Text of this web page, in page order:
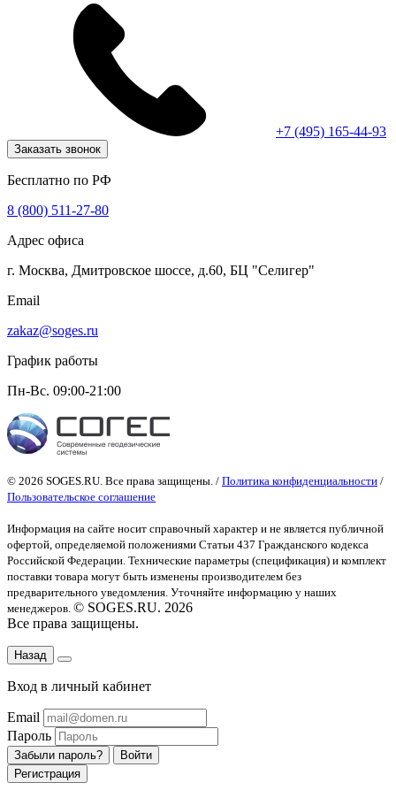
+7 (495) 165-44-93
Заказать звонок
Бесплатно по РФ
8 (800) 511-27-80
Адрес офиса
г. Москва, Дмитровское шоссе, д.60, БЦ "Селигер"
Email
zakaz@soges.ru
График работы
Пн-Вс. 09:00-21:00
© 2026 SOGES.RU. Все права защищены. / Политика конфиденциальности /
Пользовательское соглашение
Информация на сайте носит справочный характер и не является публичной
офертой, определяемой положениями Статьи 437 Гражданского кодекса
Российской Федерации. Технические параметры (спецификация) и комплект
поставки товара могут быть изменены производителем без
предварительного уведомления. Уточняйте информацию у наших
менеджеров. © SOGES.RU. 2026
Все права защищены.
Назад
Вход в личный кабинет
Email
Пароль
Забыли пароль?
Войти
Регистрация